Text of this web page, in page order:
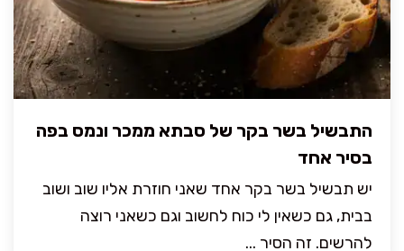
התבשיל בשר בקר של סבתא ממכר ונמס בפה
בסיר אחד
יש תבשיל בשר בקר אחד שאני חוזרת אליו שוב ושוב
בבית, גם כשאין לי כוח לחשוב וגם כשאני רוצה
להרשים. זה הסיר ...